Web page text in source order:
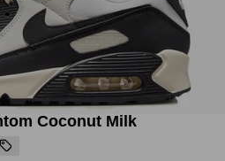
Sneaker boks
Coconut Milk